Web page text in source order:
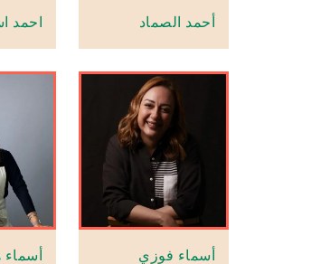
أحمد الصماد احمد
أسماء فوزي